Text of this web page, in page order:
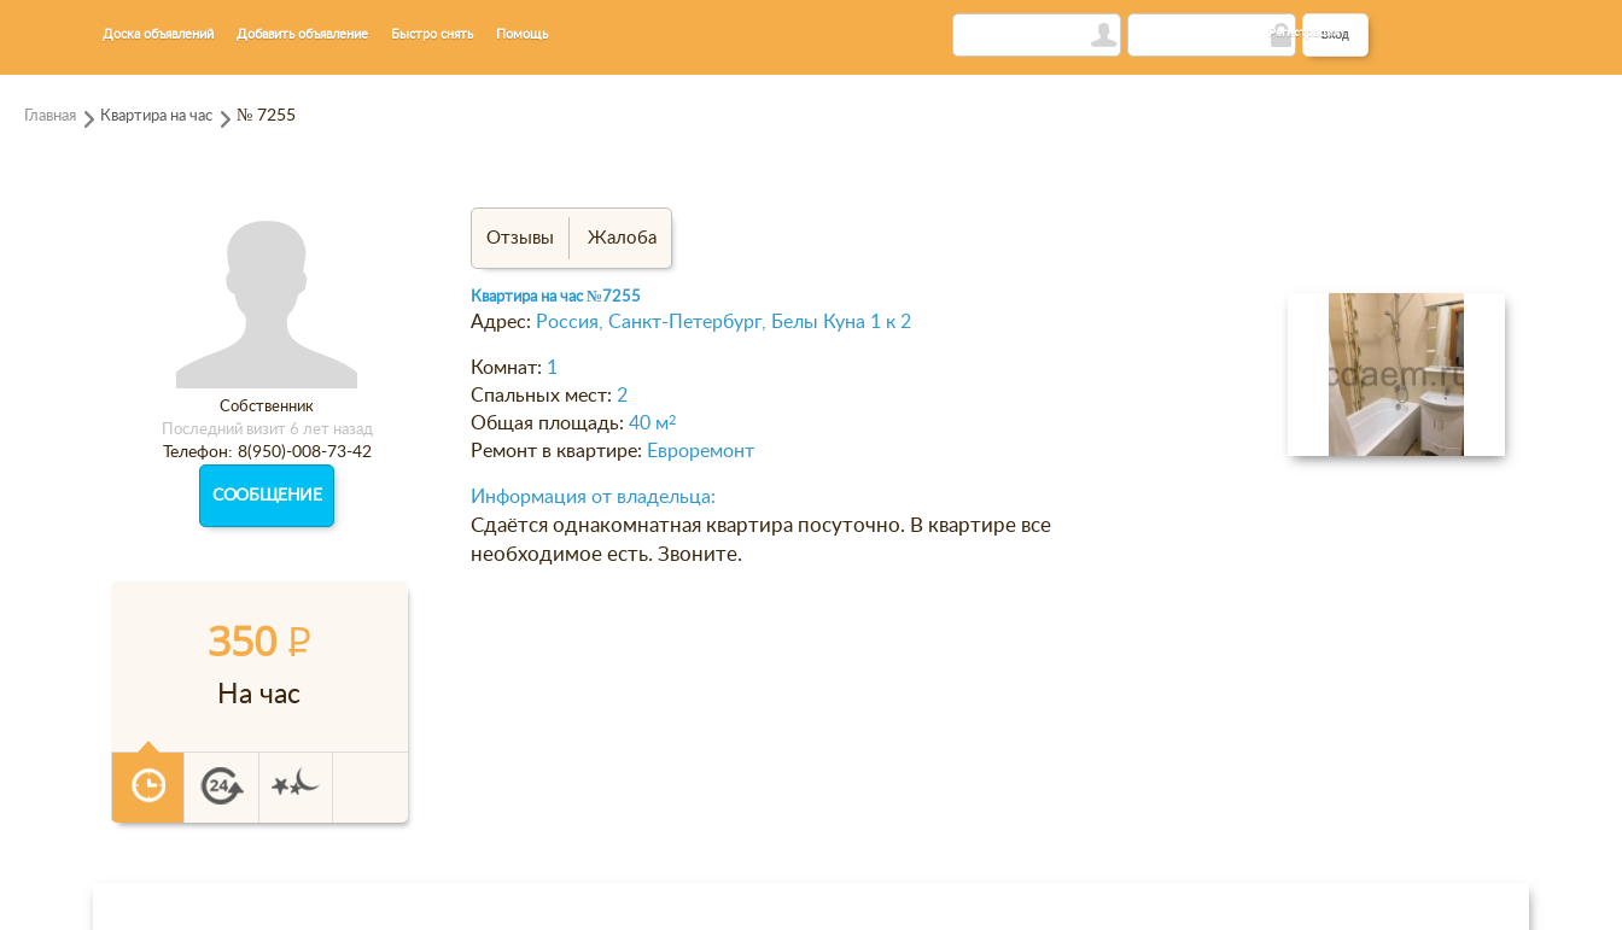
Доска объявлений Добавить объявление Быстро снять Помощь Регистрация
Главная Квартира на час № 7255
Собственник
Последний визит 6 лет назад
Телефон: 8(950)-008-73-42
СООБЩЕНИЕ
350P
На час
Отзывы Жалоба
Квартира на час№7255
Адрес: Россия, Санкт-Петербург, Белы Куна 1 к 2
Комнат: 1
Спальных мест: 2
Общая площадь: 40 м2
Ремонт в квартире: Евроремонт
Информация от владельца:
Сдаётся однакомнатная квартира посуточно. В квартире все
необходимое есть. Звоните.